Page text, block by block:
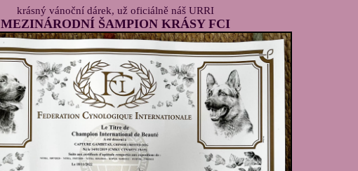
krásný vánoční dárek, už oficiálně náš URRI
MEZINÁRODNÍ ŠAMPION KRÁSY FCI